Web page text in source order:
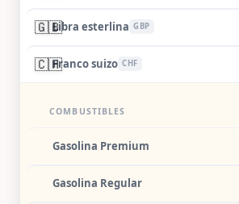
🇬🇧Libra esterlina GBP
🇨🇭Franco suizo CHF
COMBUSTIBLES
Gasolina Premium
Gasolina Regular